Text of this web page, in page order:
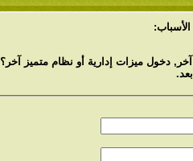
دخول ميزات إدارية أو نظام متميز آخر؟